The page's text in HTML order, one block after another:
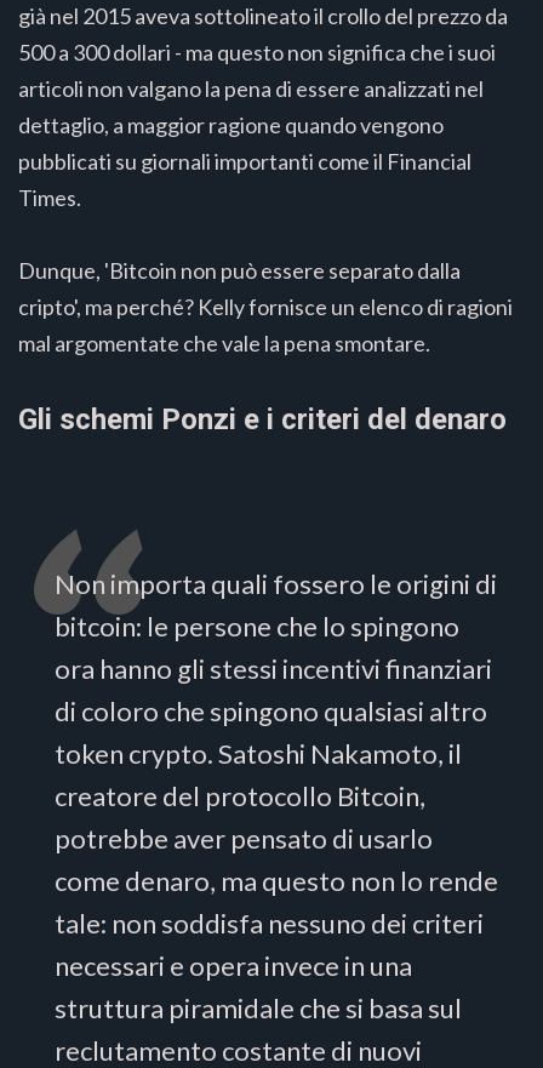
già nel 2015 aveva sottolineato il crollo del prezzo da
500 a 300 dollari - ma questo non significa che i suoi
articoli non valgano la pena di essere analizzati nel
dettaglio, a maggior ragione quando vengono
pubblicati su giornali importanti come il Financial
Times.
Dunque, 'Bitcoin non può essere separato dalla
cripto', ma perché? Kelly fornisce un elenco di ragioni
mal argomentate che vale la pena smontare.
Gli schemi Ponzi e i criteri del denaro
Non importa quali fossero le origini di
bitcoin: le persone che lo spingono
ora hanno gli stessi incentivi finanziari
di coloro che spingono qualsiasi altro
token crypto. Satoshi Nakamoto, il
creatore del protocollo Bitcoin,
potrebbe aver pensato di usarlo
come denaro, ma questo non lo rende
tale: non soddisfa nessuno dei criteri
necessari e opera invece in una
struttura piramidale che si basa sul
reclutamento costante di nuovi